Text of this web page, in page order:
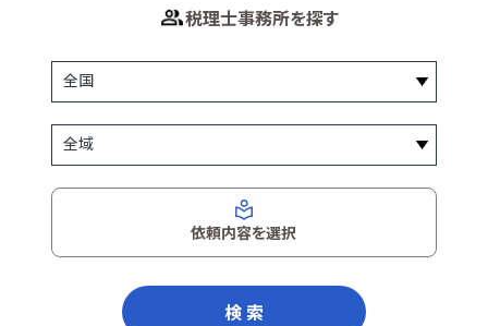
税理士事務所を探す
依頼内容を選択
検 索